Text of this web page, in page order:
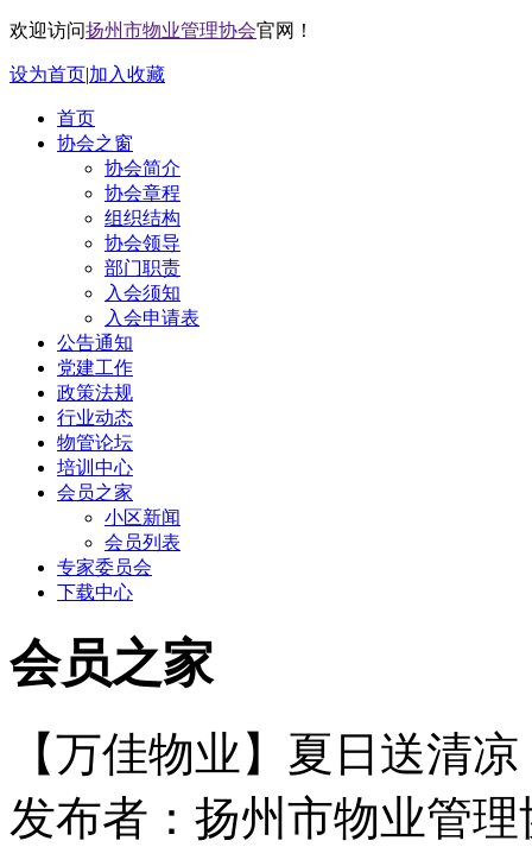
欢迎访问扬州市物业管理协会官网！
设为首页|加入收藏
首页
协会之窗
协会简介
协会章程
组织结构
协会领导
部门职责
入会须知
入会申请表
公告通知
党建工作
政策法规
行业动态
物管论坛
培训中心
会员之家
小区新闻
会员列表
专家委员会
下载中心
会员之家
【万佳物业】夏日送清
发布者：扬州市物业管